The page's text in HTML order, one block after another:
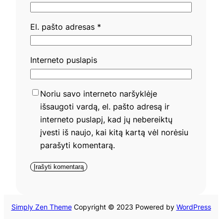
El. pašto adresas *
Interneto puslapis
Noriu savo interneto naršyklėje
išsaugoti vardą, el. pašto adresą ir
interneto puslapį, kad jų nebereiktų
įvesti iš naujo, kai kitą kartą vėl norėsiu
parašyti komentarą.
Simply Zen ThemeCopyright © 2023 Powered by WordPress